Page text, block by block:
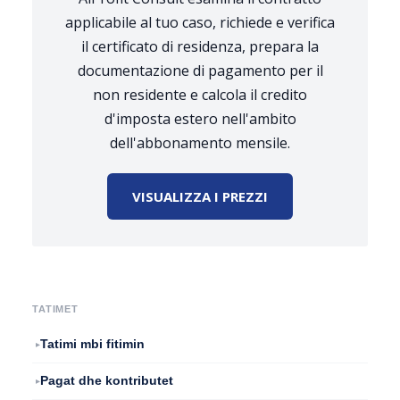
applicabile al tuo caso, richiede e verifica
il certificato di residenza, prepara la
documentazione di pagamento per il
non residente e calcola il credito
d'imposta estero nell'ambito
dell'abbonamento mensile.
VISUALIZZA I PREZZI
TATIMET
Tatimi mbi fitimin
Pagat dhe kontributet